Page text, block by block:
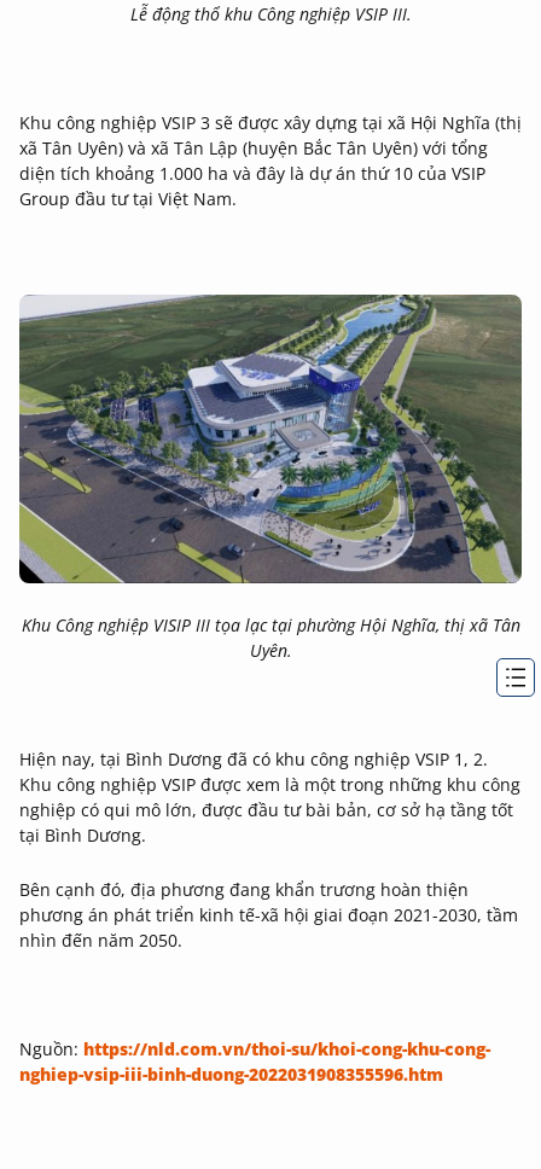
Lễ động thổ khu Công nghiệp VSIP III.
Khu công nghiệp VSIP 3 sẽ được xây dựng tại xã Hội Nghĩa (thị
xã Tân Uyên) và xã Tân Lập (huyện Bắc Tân Uyên) với tổng
diện tích khoảng 1.000 ha và đây là dự án thứ 10 của VSIP
Group đầu tư tại Việt Nam.
Khu Công nghiệp VISIP III tọa lạc tại phường Hội Nghĩa, thị xã Tân
Uyên.
Hiện nay, tại Bình Dương đã có khu công nghiệp VSIP 1, 2.
Khu công nghiệp VSIP được xem là một trong những khu công
nghiệp có qui mô lớn, được đầu tư bài bản, cơ sở hạ tầng tốt
tại Bình Dương.
Bên cạnh đó, địa phương đang khẩn trương hoàn thiện
phương án phát triển kinh tế-xã hội giai đoạn 2021-2030, tầm
nhìn đến năm 2050.
Nguồn: https://nld.com.vn/thoi-su/khoi-cong-khu-cong-
nghiep-vsip-iii-binh-duong-2022031908355596.htm